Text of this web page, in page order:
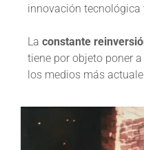
innovación tecnológica
La constante
tiene por objeto poner
los medios más